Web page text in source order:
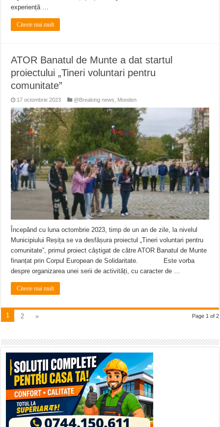
experiență …
Citeste mai mult
ATOR Banatul de Munte a dat startul
proiectului „Tineri voluntari pentru
comunitate”
17 octombrie 2023 @Breaking news Monden
Începând cu luna octombrie 2023, timp de un an de zile, la nivelul
Municipiului Reșița se va desfășura proiectul „Tineri voluntari pentru
comunitate”, primul proiect câștigat de către ATOR Banatul de Munte
finanțat prin Corpul European de Solidaritate. Este vorba
despre organizarea unei serii de activități, cu caracter de …
Citeste mai mult
Page 1 of 2
1 2 »